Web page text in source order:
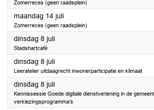
Zomerreces (geen raadsplein)
maandag 14 juli2025
Zomerreces (geen raadsplein)
dinsdag 8 juli2025
Stadshartcafé
dinsdag 8 juli2025
Leeratelier uitdaagrecht inwonerparticipatie en klimaat
dinsdag 8 juli2025
Kennissessie Goede digitale dienstverlening in de
verkiezingsprogramma’s